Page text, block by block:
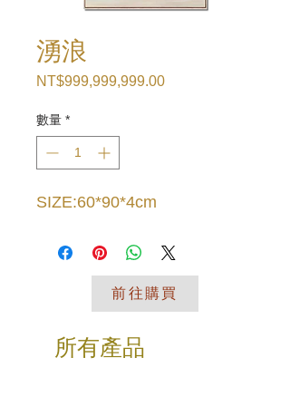
湧浪
NT$999,999,999.00價
數量 *
SIZE:60*90*4cm
前往購買
所有產品